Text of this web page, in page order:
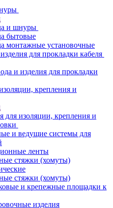
и шнуры
бытовые
монтажные установочные
для прокладки кабеля
и изделия для прокладки
крепления и
для изоляции, крепления и
и ведущие системы для
ленты
стяжки (хомуты)
стяжки (хомуты)
и крепежные площадки к
изделия